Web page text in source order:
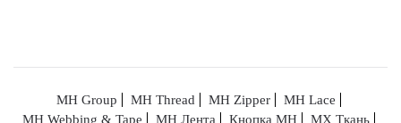
MH Group MH Thread MH Zipper
MH Lace
MH Webbing & Tape
MH Лента Кнопка MH
МХ Ткань